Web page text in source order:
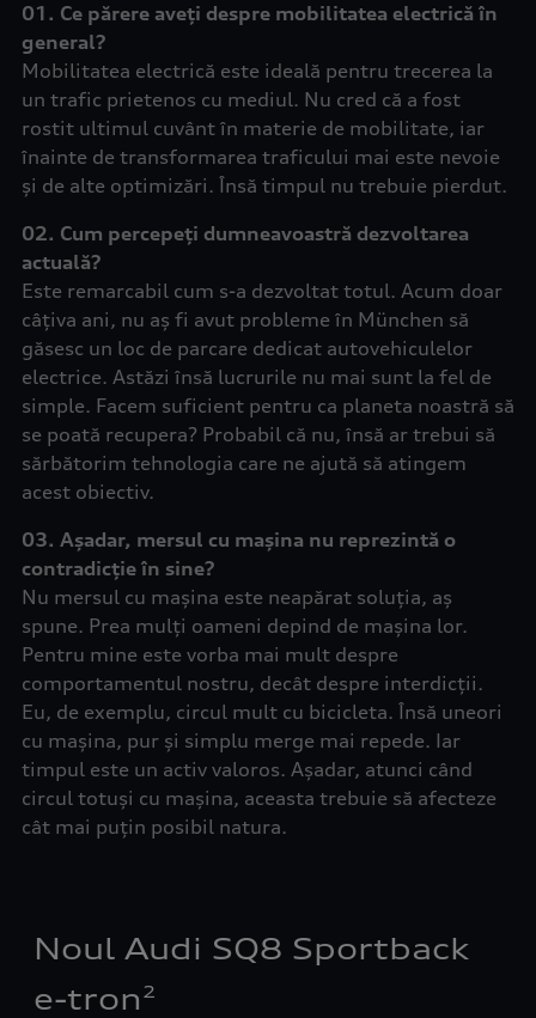
01. Ce părere aveți despre mobilitatea electrică în
general?
Mobilitatea electrică este ideală pentru trecerea la
un trafic prietenos cu mediul. Nu cred că a fost
rostit ultimul cuvânt în materie de mobilitate, iar
înainte de transformarea traficului mai este nevoie
și de alte optimizări. Însă timpul nu trebuie pierdut.
02. Cum percepeți dumneavoastră dezvoltarea
actuală?
Este remarcabil cum s-a dezvoltat totul. Acum doar
câțiva ani, nu aș fi avut probleme în München să
găsesc un loc de parcare dedicat autovehiculelor
electrice. Astăzi însă lucrurile nu mai sunt la fel de
simple. Facem suficient pentru ca planeta noastră să
se poată recupera? Probabil că nu, însă ar trebui să
sărbătorim tehnologia care ne ajută să atingem
acest obiectiv.
03. Așadar, mersul cu mașina nu reprezintă o
contradicție în sine?
Nu mersul cu mașina este neapărat soluția, aș
spune. Prea mulți oameni depind de mașina lor.
Pentru mine este vorba mai mult despre
comportamentul nostru, decât despre interdicții.
Eu, de exemplu, circul mult cu bicicleta. Însă uneori
cu mașina, pur și simplu merge mai repede. Iar
timpul este un activ valoros. Așadar, atunci când
circul totuși cu mașina, aceasta trebuie să afecteze
cât mai puțin posibil natura.
Noul Audi SQ8 Sportback
e-tron 2